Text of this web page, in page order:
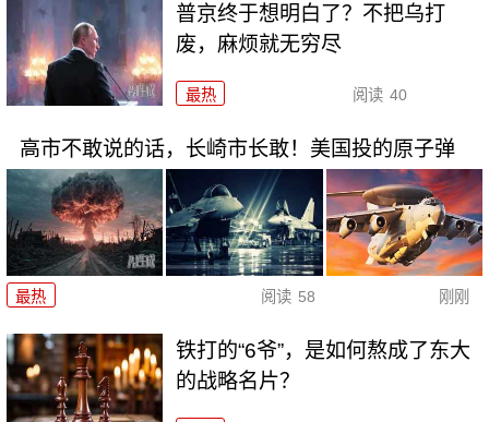
普京终于想明白了？不把乌打
废，麻烦就无穷尽
最热 阅读 40
高市不敢说的话，长崎市长敢！美国投的原子弹
最热 阅读 58 刚刚
铁打的“6爷”，是如何熬成了东大
的战略名片？